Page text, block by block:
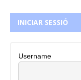
INICIAR SESSIÓ
Username